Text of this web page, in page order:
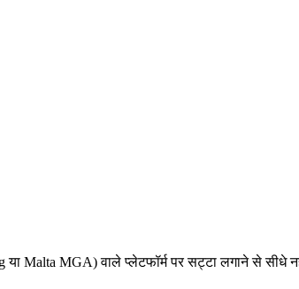
Malta MGA) वाले प्लेटफॉर्म पर सट्टा लगाने से